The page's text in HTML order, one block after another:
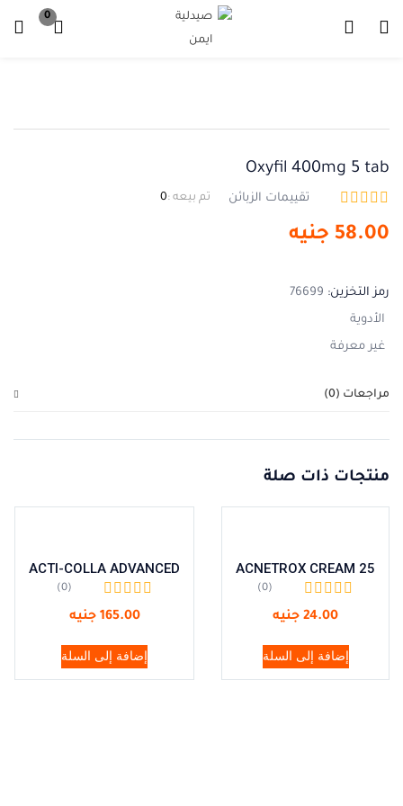
0
تذكرني
Oxyfil 400mg 5 tab
تقييمات الزبائن تم بيعه :0
58.00 جنيه
رمز التخزين: 76699
الأدوية
غير معرفة
مراجعات (0)
منتجات ذات صلة
ACNETROX CREAM 25
(0)
24.00 جنيه
إضافة إلى السلة
ACTI-COLLA ADVANCED
(0)
165.00 جنيه
إضافة إلى السلة